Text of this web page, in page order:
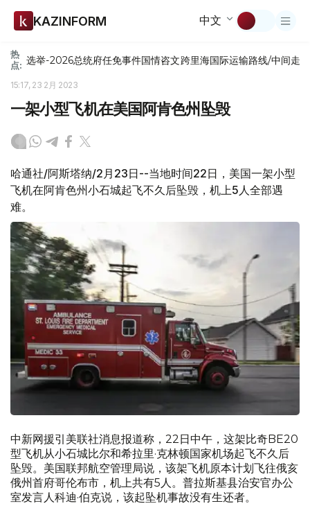
KAZINFORM 中文
热
点: 选举-2026总统府任免事件国情咨文跨里海国际运输路线/中间走廊
15:17, 23 2月 2023
一架小型飞机在美国阿肯色州坠毁
哈通社/阿斯塔纳/2月23日--当地时间22日，美国一架小型
飞机在阿肯色州小石城起飞不久后坠毁，机上5人全部遇
难。
中新网援引美联社消息报道称，22日中午，这架比奇BE20
型飞机从小石城比尔和希拉里·克林顿国家机场起飞不久后
坠毁。美国联邦航空管理局说，该架飞机原本计划飞往俄亥
俄州首府哥伦布市，机上共有5人。普拉斯基县治安官办公
室发言人科迪·伯克说，该起坠机事故没有生还者。